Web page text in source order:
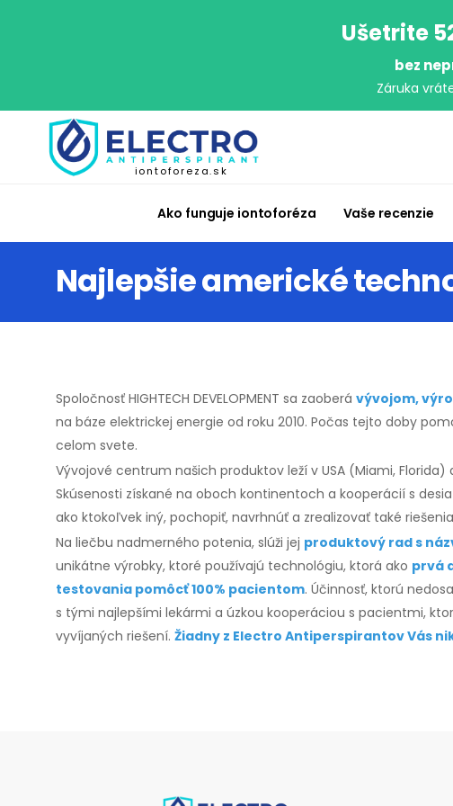
Ušetrite
bez
Záruka
iontoforeza.sk
Ako funguje iontoforéza Vaše recenzie
Najlepšie americké
Spoločnosť HIGHTECH DEVELOPMENT sa zaoberá vývojom,
na báze elektrickej energie od roku 2010. Počas tejto doby
celom svete.
Vývojové centrum našich produktov leží v USA (Miami,
Skúsenosti získané na oboch kontinentoch a kooperácií s
ako ktokoľvek iný, pochopiť, navrhnúť a zrealizovať také
Na liečbu nadmerného potenia, slúži jej produktový rad s
unikátne výrobky, ktoré používajú technológiu, ktorá ako prvá
testovania pomôcť 100% pacientom. Účinnosť, ktorú
s tými najlepšími lekármi a úzkou kooperáciou s pacientmi,
vyvíjaných riešení. Žiadny z Electro Antiperspirantov Vás